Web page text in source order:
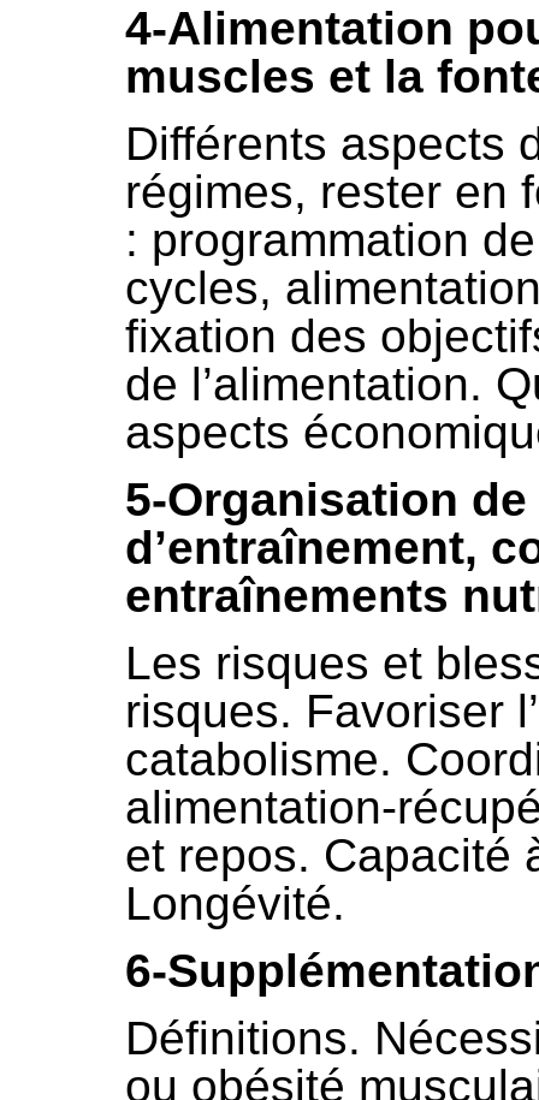
4-Alimentation
muscles et la
Différents aspects
régimes, rester en
: programmation
cycles,
fixation des
de l’alimentation.
aspects
5-Organisation
d’entraînement,
entraînements
Les risques et
risques. Favoriser
catabolisme.
alimentation-
et repos. Capacité
Longévité.
6-
Définitions.
ou obésité